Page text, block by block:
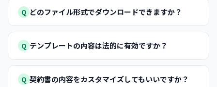
Q どのファイル形式でダウンロードできますか？
Q テンプレートの内容は法的に有効ですか？
Q 契約書の内容をカスタマイズしてもいいですか？